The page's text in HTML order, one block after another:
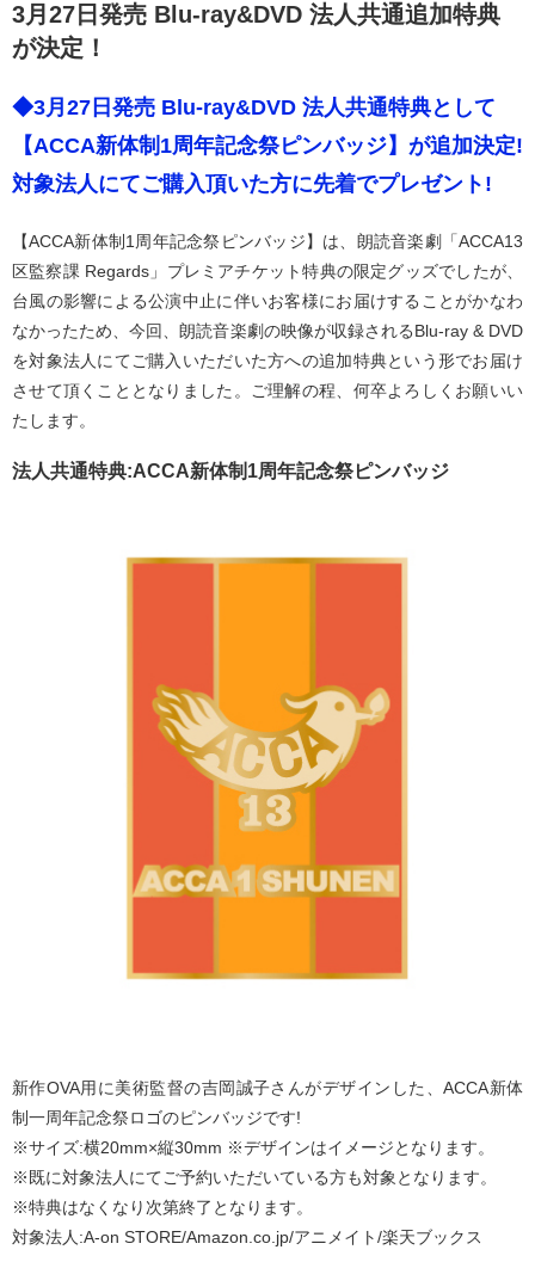
3月27日発売 Blu-ray&DVD 法人共通追加特典
が決定！
◆3月27日発売 Blu-ray&DVD 法人共通特典として
【ACCA新体制1周年記念祭ピンバッジ】が追加決定!
対象法人にてご購入頂いた方に先着でプレゼント!
【ACCA新体制1周年記念祭ピンバッジ】は、朗読音楽劇「ACCA13
区監察課 Regards」プレミアチケット特典の限定グッズでしたが、
台風の影響による公演中止に伴いお客様にお届けすることがかなわ
なかったため、今回、朗読音楽劇の映像が収録されるBlu-ray & DVD
を対象法人にてご購入いただいた方への追加特典という形でお届け
させて頂くこととなりました。ご理解の程、何卒よろしくお願いい
たします。
法人共通特典:ACCA新体制1周年記念祭ピンバッジ
新作OVA用に美術監督の吉岡誠子さんがデザインした、ACCA新体
制一周年記念祭ロゴのピンバッジです!
※サイズ:横20mm×縦30mm ※デザインはイメージとなります。
※既に対象法人にてご予約いただいている方も対象となります。
※特典はなくなり次第終了となります。
対象法人:A-on STORE/Amazon.co.jp/アニメイト/楽天ブックス